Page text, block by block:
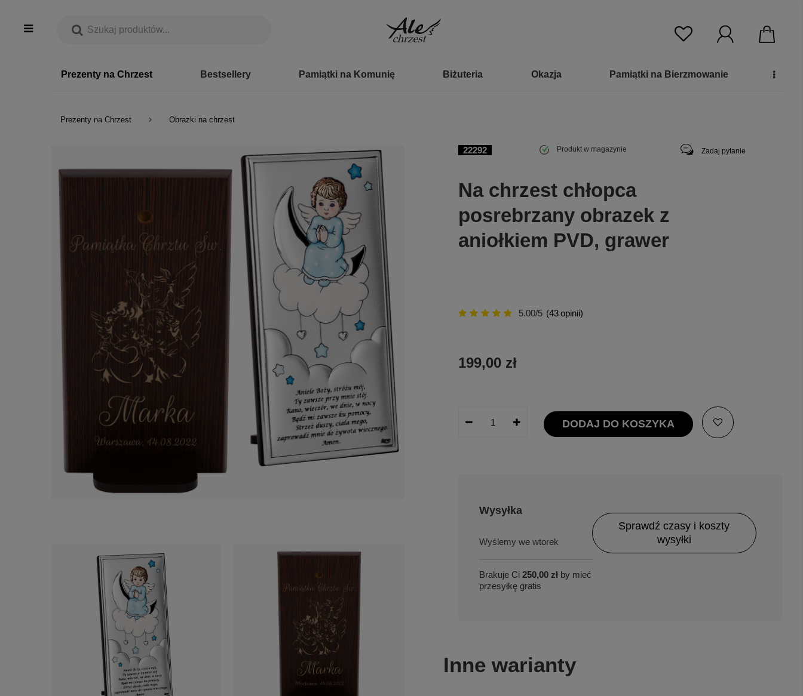
Prezenty na Chrzest Bestsellery Pamiątki na Komunię Biżuteria Okazja Pamiątki na Bierzmowanie
Prezenty na Chrzest Obrazki na chrzest
22292 Produkt w magazynie Zadaj pytanie
Na chrzest chłopca
posrebrzany obrazek z
aniołkiem PVD, grawer
5.00/5 (43opinii)
199,00 zł
DODAJ DO KOSZYKA
Wysyłka
we wtorek
Brakuje Ci 250,00 zł by mieć
przesyłkę gratis
Sprawdź czasy i koszty
wysyłki
Inne warianty